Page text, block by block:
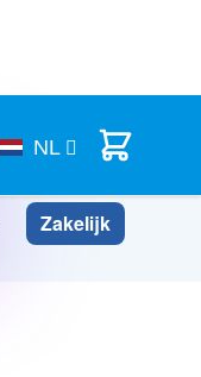
NL Cart
Info
Zakelijk